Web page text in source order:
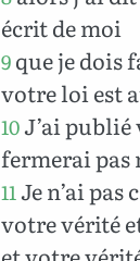
écrit de moi
9que je dois
votre loi est
10J’ai publié
fermerai pas
11Je n’ai
votre vérité